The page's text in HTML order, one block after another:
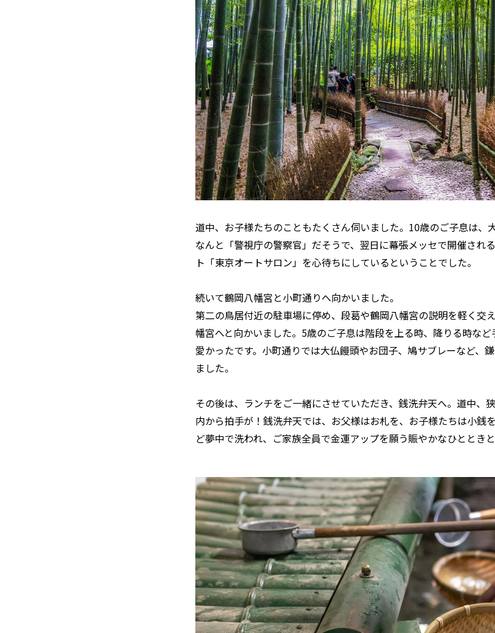
道中、お子様たちのこともたくさん伺いました。10歳のご子息は、
なんと「警視庁の警察官」だそうで、翌日に幕張メッセで開催され
ト「東京オートサロン」を心待ちにしているということでした。
続いて鶴岡八幡宮と小町通りへ向かいました。
第二の鳥居付近の駐車場に停め、段葛や鶴岡八幡宮の説明を軽く交
幡宮へと向かいました。5歳のご子息は階段を上る時、降りる時な
愛かったです。小町通りでは大仏饅頭やお団子、鳩サブレーなど、
ました。
その後は、ランチをご一緒にさせていただき、銭洗弁天へ。道中、
内から拍手が！銭洗弁天では、お父様はお札を、お子様たちは小銭
ど夢中で洗われ、ご家族全員で金運アップを願う賑やかなひとときと